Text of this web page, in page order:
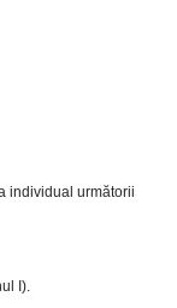
individual următorii
I).